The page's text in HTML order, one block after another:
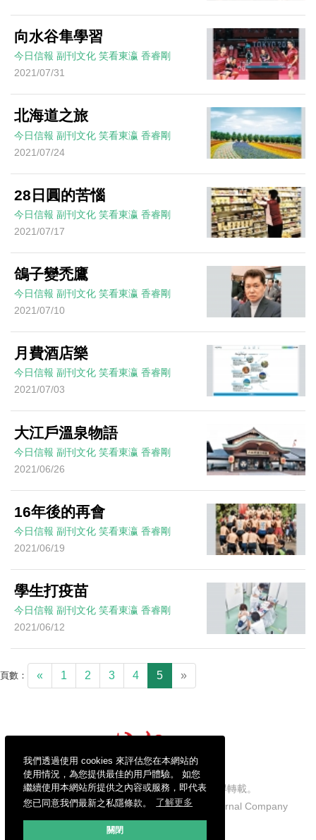
我們透過使用 cookies 來評估您在本網站的
使用情況，為您提供最佳的用戶體驗。 如您
繼續使用本網站所提供之內容或服務，即代表
您已同意我們最新之私隱條款。
了解更多
關閉
向水谷隼學習
今日信報 副刊文化 笑看東瀛 香睿剛
2021/07/31
北海道之旅
今日信報 副刊文化 笑看東瀛 香睿剛
2021/07/24
28日圓的苦惱
今日信報 副刊文化 笑看東瀛 香睿剛
2021/07/17
鴿子變禿鷹
今日信報 副刊文化 笑看東瀛 香睿剛
2021/07/10
月費酒店樂
今日信報 副刊文化 笑看東瀛 香睿剛
2021/07/03
大江戶溫泉物語
今日信報 副刊文化 笑看東瀛 香睿剛
2021/06/26
16年後的再會
今日信報 副刊文化 笑看東瀛 香睿剛
2021/06/19
學生打疫苗
今日信報 副刊文化 笑看東瀛 香睿剛
2021/06/12
頁數： « 1 2 3 4 5 »
信報財經新聞有限公司版權所有，不得轉載。
Copyright © 2026 Hong Kong Economic Journal Company
Limited. All rights reserved.